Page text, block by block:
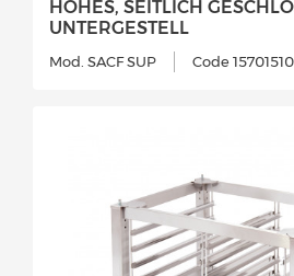
HOHES, SEITLICH
UNTERGESTELL
Mod. SACF SUP Code 15701510